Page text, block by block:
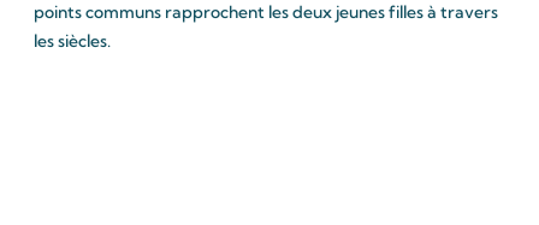
points communs rapprochent les deux jeunes filles à travers
les siècles.